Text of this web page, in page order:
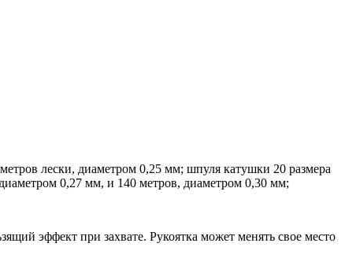
лески, диаметром 0,25 мм; шпуля катушки 20 размера
0,27 мм, и 140 метров, диаметром 0,30 мм;
эффект при захвате. Рукоятка может менять свое место